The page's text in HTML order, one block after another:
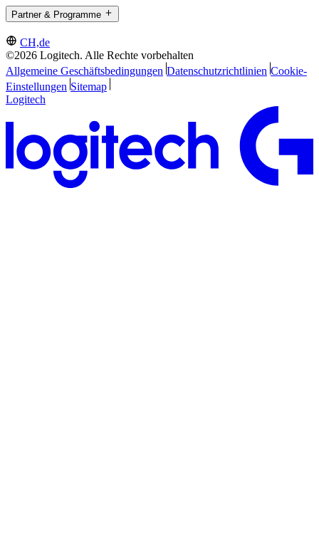
Partner & Programme
CH,de
©2026 Logitech. Alle Rechte vorbehalten
Allgemeine Geschäftsbedingungen Datenschutzrichtlinien Cookie-
Einstellungen Sitemap
Logitech